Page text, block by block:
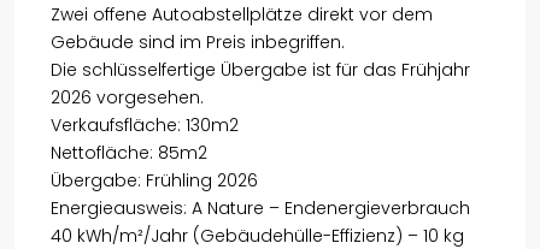
Zwei offene Autoabstellplätze direkt vor dem
Gebäude sind im Preis inbegriffen.
Die schlüsselfertige Übergabe ist für das Frühjahr
2026 vorgesehen.
Verkaufsfläche: 130m2
Nettofläche: 85m2
Übergabe: Frühling 2026
Energieausweis: A Nature – Endenergieverbrauch
40 kWh/m²/Jahr (Gebäudehülle-Effizienz) – 10 kg